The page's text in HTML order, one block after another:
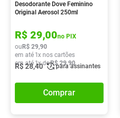
Desodorante Dove Feminino
Original Aerosol 250ml
R$ 29,00no PIX
ou R$ 29,90
em até 1x nos cartões
em até 1x deR$ 29,90
R$28,40 para assinantes
Comprar